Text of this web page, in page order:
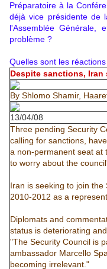
Préparatoire à la
déjà vice présidente de
l'Assemblée Générale,
problème ?
Quelles sont les
Despite sanctions,
By Shlomo Shamir,
13/04/08
Three pending Security
calling for sanctions,
a non-permanent seat at
to worry about the
Iran is seeking to join the
2010-2012 as a
Diplomats and
status is deteriorating
"The Security Council is
ambassador Marcello
becoming irrelevant."